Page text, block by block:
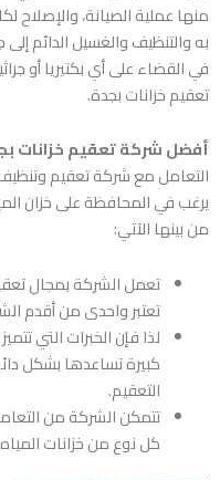
منها عملية الصيانة، والإصلاح
به والتنظيف والغسيل الدائم
في القضاء على أي بكتيريا أو
تعقيم خزانات بجدة.
أفضل شركة تعقيم خزانات
التعامل معشركة تعقيم وتنظيف
يرغب في المحافظة على خزان
من بينها الآتي:
تعمل الشركة بمجال
تعتبر واحدى من أقدم
لذا فإن الخبرات التي
كبيرة تساعدها بشكل
التعقيم.
تتمكن الشركة من
كل نوع من خزانات